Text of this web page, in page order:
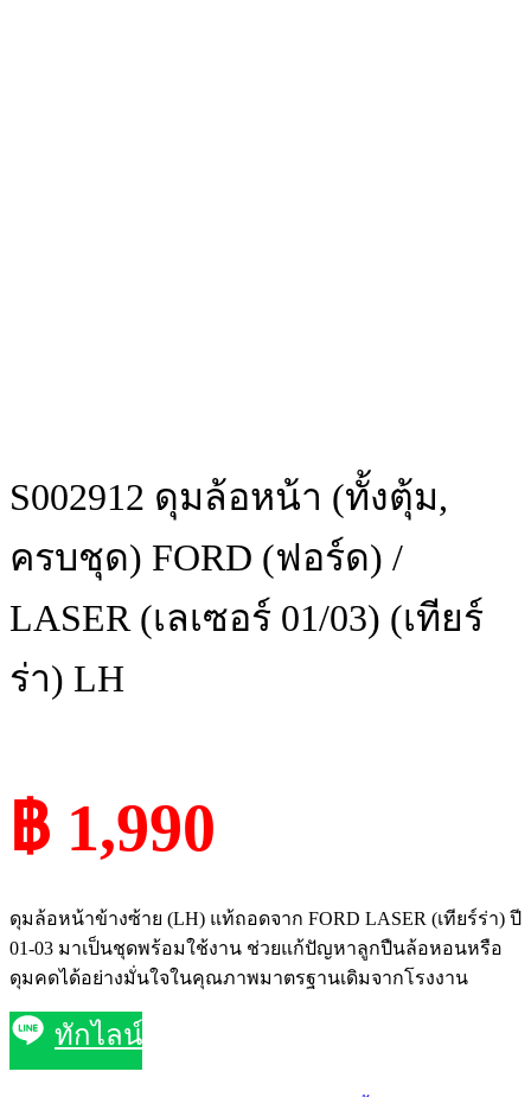
S002912 ดุมล้อหน้า (ทั้งตุ้ม,
ครบชุด) FORD (ฟอร์ด) /
LASER (เลเซอร์ 01/03) (เทียร์
ร่า) LH
฿ 1,990
ดุมล้อหน้าข้างซ้าย (LH) แท้ถอดจาก FORD LASER (เทียร์ร่า) ปี
01-03 มาเป็นชุดพร้อมใช้งาน ช่วยแก้ปัญหาลูกปืนล้อหอนหรือ
ดุมคดได้อย่างมั่นใจในคุณภาพมาตรฐานเดิมจากโรงงาน
ทักไลน์